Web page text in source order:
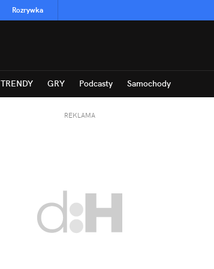
Rozrywka
TRENDY GRY Podcasty Samochody
REKLAMA